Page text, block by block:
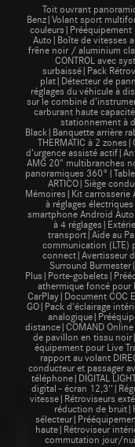
Toit ouvrant
Benz|Volant sport
Auto|Boîte de vitesses
frêne noir / aluminium
CONTROL avec
surbaissé|Pack
plat|Détecteur de
réglages du véhicule à
sur le combiné
carburant haute
stationnement à
Black|Banquette arrière
THERMATIC à 2
d’urgence assisté
AMG 20" multibranches
panoramiques
ARTICO|Siège
Mémoires|Kit carrosserie
à réglages
smartphone Android
à 4
transport|Aide au
communication (LTE)
connect|Avertisseur
Surround
Plus|Porte-
athermique foncé
CarPlay|Document COC
GO|Pack d'éclairage
distance|COMAND
de pavillon en tissu
équipement pour Live
rapport au volant
conducteur et passager
téléphone|DIGITAL
digital - écran
vitesse|Rétroviseurs
réduction de
haute|Rétroviseur
commutation jour/